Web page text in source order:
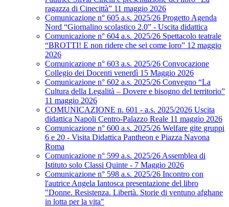
ragazza di Cinecittà” 11 maggio 2026
Comunicazione n° 605 a.s. 2025/26 Progetto Agenda
Nord “Giornalino scolastico 2.0” - Uscita didattica
Comunicazione n° 604 a.s. 2025/26 Spettacolo teatrale
“BROTTI! E non ridere che sei come loro” 12 maggio
2026
Comunicazione n° 603 a.s. 2025/26 Convocazione
Collegio dei Docenti venerdì 15 Maggio 2026
Comunicazione n° 602 a.s. 2025/26 Convegno “La
Cultura della Legalità – Dovere e bisogno del territorio”
11 maggio 2026
COMUNICAZIONE n. 601 - a.s. 2025/2026 Uscita
didattica Napoli Centro-Palazzo Reale 11 maggio 2026
Comunicazione n° 600 a.s. 2025/26 Welfare gite gruppi
6 e 20 - Visita Didattica Pantheon e Piazza Navona
Roma
Comunicazione n° 599 a.s. 2025/26 Assemblea di
Istituto solo Classi Quinte - 7 Maggio 2026
Comunicazione n° 598 a.s. 2025/26 Incontro con
l'autrice Angela Iantosca presentazione del libro
"Donne. Resistenza. Libertà. Storie di ventuno afghane
in lotta per la vita"